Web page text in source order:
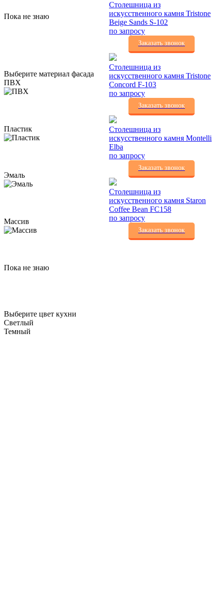
Столешница из
искусственного камня Tristone
Beige Sands S-102
по запросу
Заказать звонок
Столешница из
искусственного камня Tristone
Concord F-103
по запросу
Заказать звонок
Столешница из
искусственного камня Montelli
Elba
по запросу
Заказать звонок
Столешница из
искусственного камня Staron
Coffee Bean FC158
по запросу
Заказать звонок
Пока не знаю
Выберите материал фасада
ПВХ
Пластик
Эмаль
Массив
Пока не знаю
Выберите цвет кухни
Светлый
Темный